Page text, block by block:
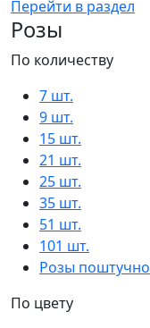
Перейти в раздел
Розы
По количеству
7 шт.
9 шт.
15 шт.
21 шт.
25 шт.
35 шт.
51 шт.
101 шт.
Розы поштучно
По цвету